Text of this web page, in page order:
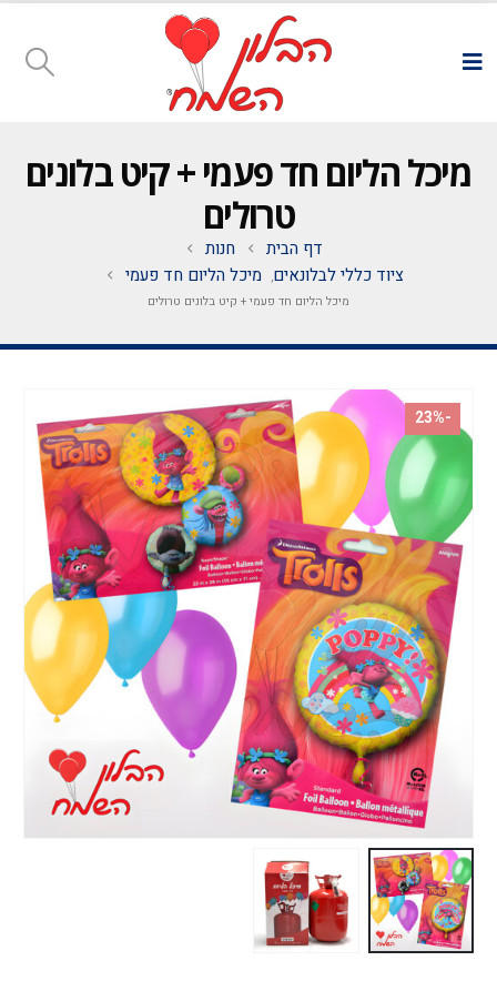
מיכל הליום חד פעמי + קיט בלונים
טרולים
דף הבית
חנות
ציוד כללי לבלונאים, מיכל הליום חד פעמי
מיכל הליום חד פעמי + קיט בלונים טרולים
-23%